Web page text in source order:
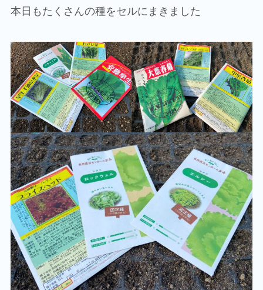
本日もたくさんの種をセルにまきました